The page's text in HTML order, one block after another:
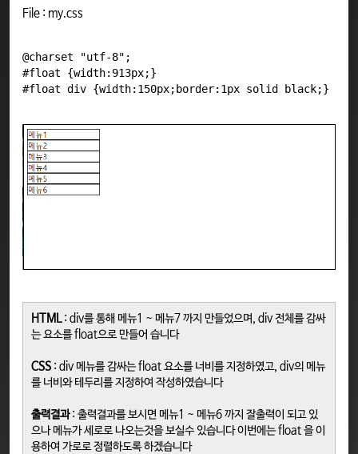
File : my.css
@charset "utf-8";
#float {width:913px;}
HTML: div를 통해 메뉴1 ~ 메뉴7 까지 만들었으며, div 전체를 감싸
는 요소를 float으로 만들어 습니다
CSS : div 메뉴를 감싸는 float 요소를 너비를 지정하였고, div의 메뉴
를 너비와 테두리를 지정하여 작성하였습니다
출력결과: 출력결과를 보시면 메뉴1 ~ 메뉴6 까지 잘출력이 되고 있
으나 메뉴가 세로로 나오는것을 보실수 있습니다 이번에는 float 을 이
용하여 가로로 정렬하도록 하겠습니다